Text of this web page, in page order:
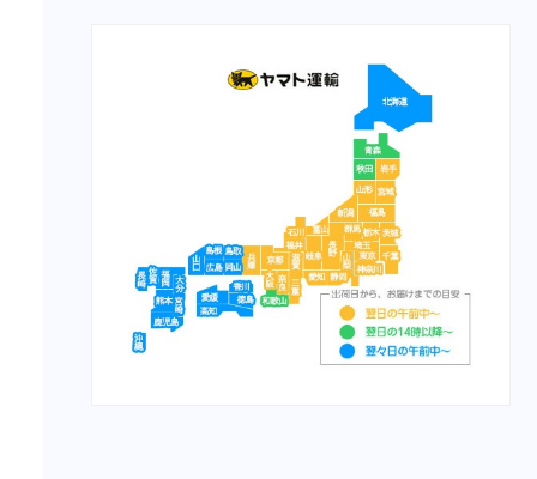
イティ iti（犬）
メディムース（犬）
ソリッドゴールド（猫）
ブリスミックス（猫）
イティ iti（猫）
メディムース（猫）
栄養食（兎）
栄養食（魚）
メディカープマックス